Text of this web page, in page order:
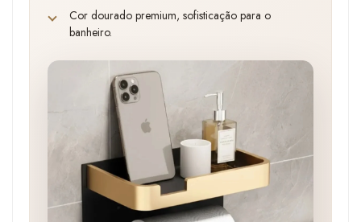
Cor dourado premium, sofisticação para o
banheiro.